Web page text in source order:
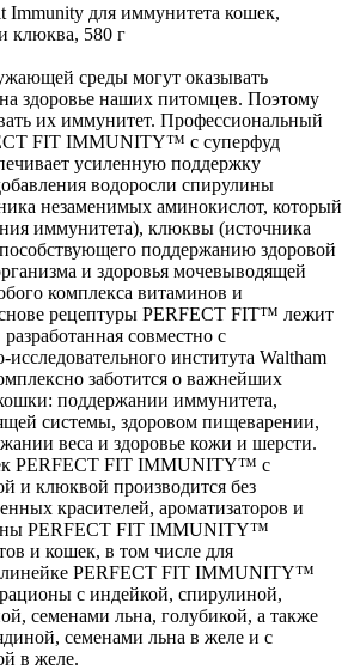
Immunity для иммунитета кошек,
клюква, 580 г
среды могут оказывать
здоровье наших питомцев. Поэтому
их иммунитет. Профессиональный
FIT IMMUNITY™ с суперфуд
усиленную поддержку
водоросли спирулины
незаменимых аминокислот, который
иммунитета), клюквы (источника
поддержанию здоровой
и здоровья мочевыводящей
комплекса витаминов и
рецептуры PERFECT FIT™ лежит
совместно с
института Waltham
заботится о важнейших
поддержании иммунитета,
системы, здоровом пищеварении,
веса и здоровье кожи и шерсти.
PERFECT FIT IMMUNITY™ с
и клюквой производится без
красителей, ароматизаторов и
PERFECT FIT IMMUNITY™
и кошек, в том числе для
линейке PERFECT FIT IMMUNITY™
с индейкой, спирулиной,
семенами льна, голубикой, а также
семенами льна в желе и с
в желе.